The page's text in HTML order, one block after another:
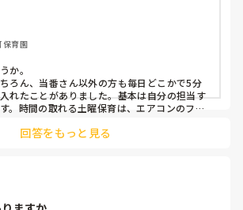
保育園
か。
ろん、当番さん以外の方も毎日どこかで5分
れたことがありました。基本は自分の担当す
。時間の取れる土曜保育は、エアコンのフィ
と散らかってしまいますよね。フリーの際、
やすいように工夫しました。
回答をもっと見る